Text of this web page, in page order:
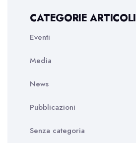
CATEGORIE ARTICOLI
Eventi
Media
News
Pubblicazioni
Senza categoria